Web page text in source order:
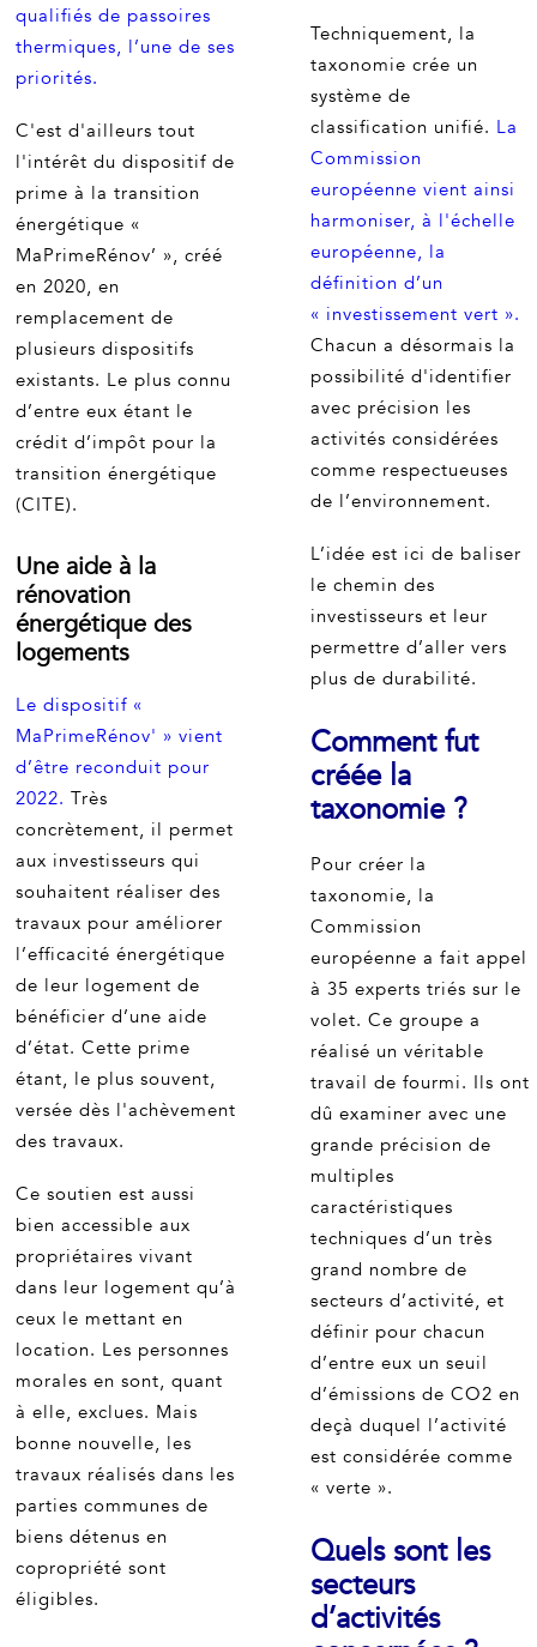
qualifiés de passoires
thermiques, l’une de ses
priorités.
C'est d'ailleurs tout
l'intérêt du dispositif de
prime à la transition
énergétique «
MaPrimeRénov’ », créé
en 2020, en
remplacement de
plusieurs dispositifs
existants. Le plus connu
d’entre eux étant le
crédit d’impôt pour la
transition énergétique
(CITE).
Une aide à la
rénovation
énergétique des
logements
Le dispositif «
MaPrimeRénov' » vient
d’être reconduit pour
2022. Très
concrètement, il permet
aux investisseurs qui
souhaitent réaliser des
travaux pour améliorer
l’efficacité énergétique
de leur logement de
bénéficier d’une aide
d’état. Cette prime
étant, le plus souvent,
versée dès l'achèvement
des travaux.
Ce soutien est aussi
bien accessible aux
propriétaires vivant
dans leur logement qu’à
ceux le mettant en
location. Les personnes
morales en sont, quant
à elle, exclues. Mais
bonne nouvelle, les
travaux réalisés dans les
parties communes de
biens détenus en
copropriété sont
éligibles.
Techniquement, la
taxonomie crée un
système de
classification unifié. La
Commission
européenne vient ainsi
harmoniser, à l'échelle
européenne, la
définition d’un
« investissement vert ».
Chacun a désormais la
possibilité d'identifier
avec précision les
activités considérées
comme respectueuses
de l’environnement.
L’idée est ici de baliser
le chemin des
investisseurs et leur
permettre d’aller vers
plus de durabilité.
Comment fut
créée la
taxonomie ?
Pour créer la
taxonomie, la
Commission
européenne a fait appel
à 35 experts triés sur le
volet. Ce groupe a
réalisé un véritable
travail de fourmi. Ils ont
dû examiner avec une
grande précision de
multiples
caractéristiques
techniques d’un très
grand nombre de
secteurs d’activité, et
définir pour chacun
d’entre eux un seuil
d’émissions de CO2 en
deçà duquel l’activité
est considérée comme
« verte ».
Quels sont les
secteurs
d’activités